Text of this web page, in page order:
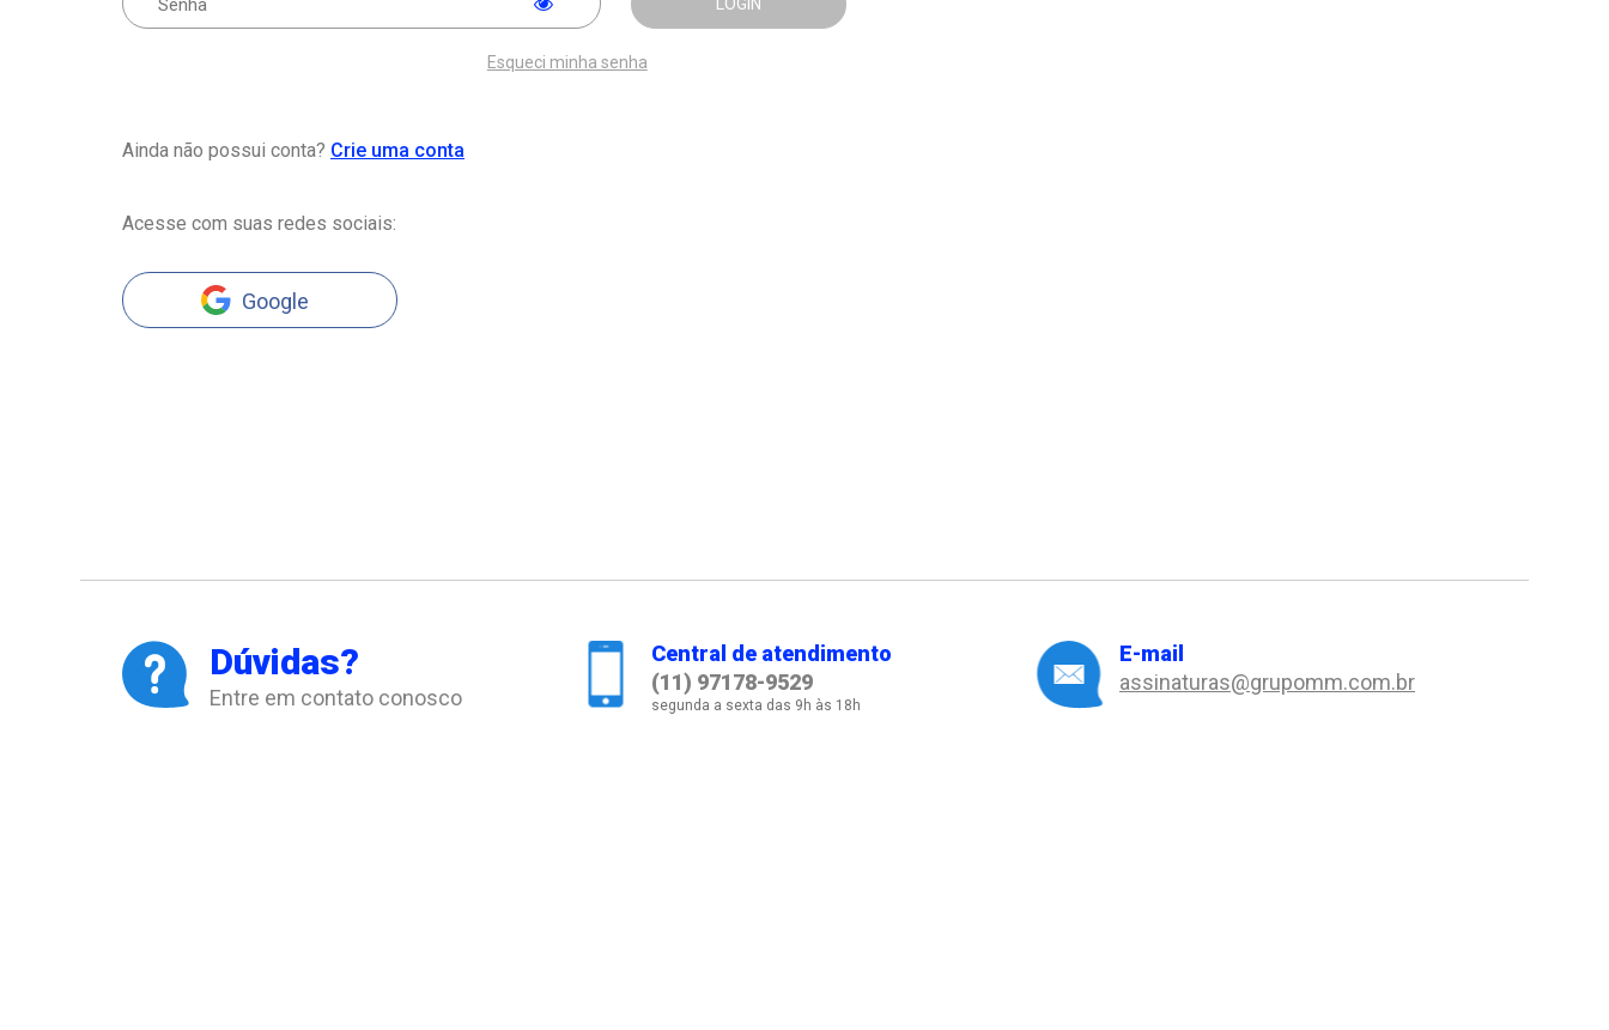
Esqueci minha senha
Ainda não possui conta? Crie uma conta
Acesse com suas redes sociais:
Google
Dúvidas?
Entre em contato conosco
Central de atendimento
(11) 97178-9529
segunda a sexta das 9h às 18h
E-mail
assinaturas@grupomm.com.br